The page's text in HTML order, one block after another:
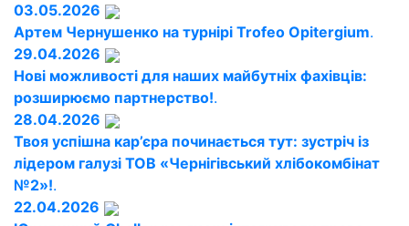
03.05.2026
Артем Чернушенко на турнірі Trofeo Opitergium.
29.04.2026
Нові можливості для наших майбутніх фахівців:
розширюємо партнерство!.
28.04.2026
Твоя успішна кар’єра починається тут: зустріч із
лідером галузі ТОВ «Чернігівський хлібокомбінат
№2»!.
22.04.2026